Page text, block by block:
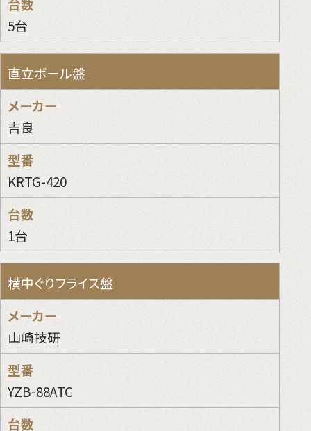
5台
直立ボール盤
吉良
KRTG-420
1台
横中ぐりフライス盤
山崎技研
YZB-88ATC